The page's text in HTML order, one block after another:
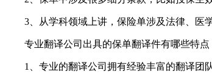
3、 从学科领域上讲，保险单涉及法律、医
专业翻译公司出具的保单翻译件有哪些特点
1、 专业的翻译公司拥有经验丰富的翻译团